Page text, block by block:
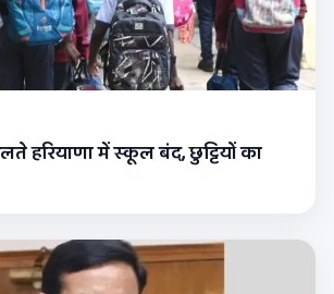
हरियाणा में स्कूल बंद, छुट्टियों का